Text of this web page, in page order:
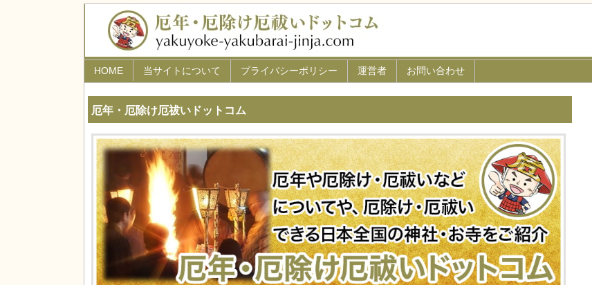
厄年・厄除け厄祓いドットコム
HOME 当サイトについて プライバシーポリシー 運営者 お問い合わせ